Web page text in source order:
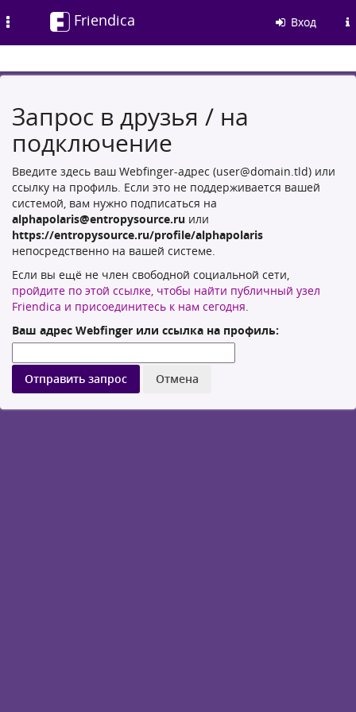
Friendica Вход
Запрос в друзья / на
подключение
Введите здесь ваш Webfinger-адрес (user@domain.tld) или
ссылку на профиль. Если это не поддерживается вашей
системой, вам нужно подписаться на
alphapolaris@entropysource.ru или
https://entropysource.ru/profile/alphapolaris
непосредственно на вашей системе.
Если вы ещё не член свободной социальной сети,
пройдите по этой ссылке, чтобы найти публичный узел
Friendica и присоединитесь к нам сегодня.
Ваш адрес Webfinger или ссылка на профиль: